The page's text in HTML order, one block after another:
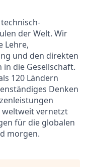
der Welt. Wir
Lehre,
und den direkten
die Gesellschaft.
120 Ländern
Denken
weltweit vernetzt
für die globalen
morgen.